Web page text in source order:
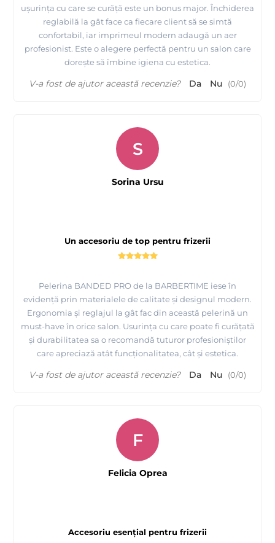
ușurința cu care se curăță este un bonus major. Închiderea
reglabilă la gât face ca fiecare client să se simtă
confortabil, iar imprimeul modern adaugă un aer
profesionist. Este o alegere perfectă pentru un salon care
dorește să îmbine igiena cu estetica.
V-a fost de ajutor această recenzie? Da Nu (0/0)
Un accesoriu de top pentru frizerii
Pelerina BANDED PRO de la BARBERTIME iese în
evidență prin materialele de calitate și designul modern.
Ergonomia și reglajul la gât fac din această pelerină un
must-have în orice salon. Usurința cu care poate fi curățată
și durabilitatea sa o recomandă tuturor profesioniștilor
care apreciază atât funcționalitatea, cât și estetica.
S
Sorina Ursu
V-a fost de ajutor această recenzie? Da Nu (0/0)
Accesoriu esențial pentru frizerii
F
Felicia Oprea